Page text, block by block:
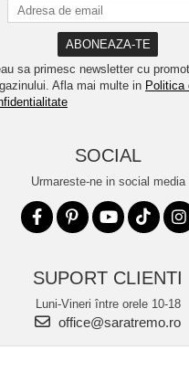
sa primesc newsletter cu
Afla mai multe in Politica
SOCIAL
Urmareste-ne in social media
SUPORT CLIENTI
Luni-Vineri între orele 10-18
office@saratremo.ro